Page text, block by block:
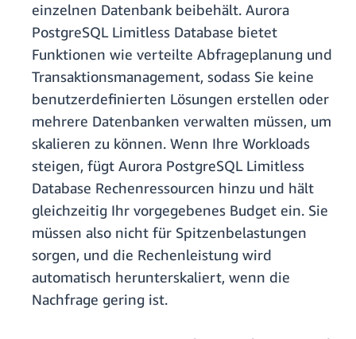
einzelnen Datenbank beibehält. Aurora
PostgreSQL Limitless Database bietet
Funktionen wie verteilte Abfrageplanung und
Transaktionsmanagement, sodass Sie keine
benutzerdefinierten Lösungen erstellen oder
mehrere Datenbanken verwalten müssen, um
skalieren zu können. Wenn Ihre Workloads
steigen, fügt Aurora PostgreSQL Limitless
Database Rechenressourcen hinzu und hält
gleichzeitig Ihr vorgegebenes Budget ein. Sie
müssen also nicht für Spitzenbelastungen
sorgen, und die Rechenleistung wird
automatisch herunterskaliert, wenn die
Nachfrage gering ist.